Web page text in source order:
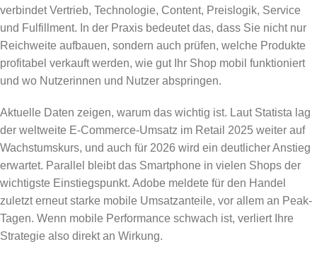
verbindet Vertrieb, Technologie, Content, Preislogik, Service
und Fulfillment. In der Praxis bedeutet das, dass Sie nicht nur
Reichweite aufbauen, sondern auch prüfen, welche Produkte
profitabel verkauft werden, wie gut Ihr Shop mobil funktioniert
und wo Nutzerinnen und Nutzer abspringen.
Aktuelle Daten zeigen, warum das wichtig ist. Laut Statista lag
der weltweite E-Commerce-Umsatz im Retail 2025 weiter auf
Wachstumskurs, und auch für 2026 wird ein deutlicher Anstieg
erwartet. Parallel bleibt das Smartphone in vielen Shops der
wichtigste Einstiegspunkt. Adobe meldete für den Handel
zuletzt erneut starke mobile Umsatzanteile, vor allem an Peak-
Tagen. Wenn mobile Performance schwach ist, verliert Ihre
Strategie also direkt an Wirkung.